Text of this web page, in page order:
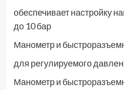
обеспечивает настройку
до 10 бар
Манометр и
для регулируемого
Манометр и